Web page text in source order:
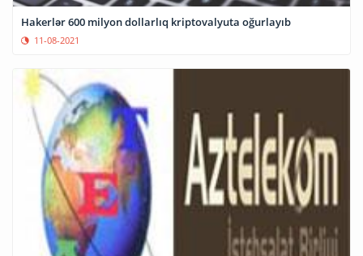
Hakerlər 600 milyon dollarlıq kriptovalyuta oğurlayıb
11-08-2021